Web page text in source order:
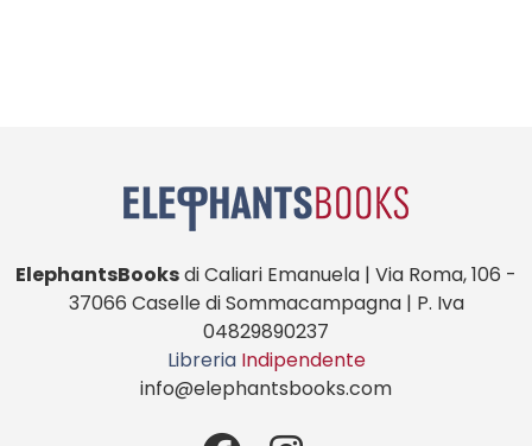
ElephantsBooksdi Caliari Emanuela | Via Roma, 106 -
37066 Caselle di Sommacampagna | P. Iva
04829890237
Libreria Indipendente
info@elephantsbooks.com